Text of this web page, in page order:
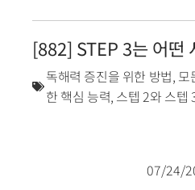
[882] STEP 3는 어떤
독해력 증진을 위한 방법, 모
한 핵심 능력, 스텝 2와 스텝
07/24/